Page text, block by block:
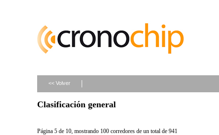
<< Volver
Clasificación general
Página 5 de 10, mostrando 100 corredores de un total de 941